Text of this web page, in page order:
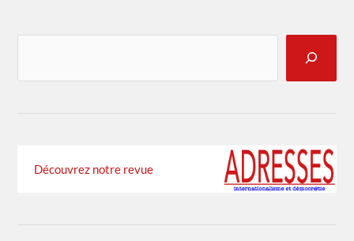
Découvrez notre revue